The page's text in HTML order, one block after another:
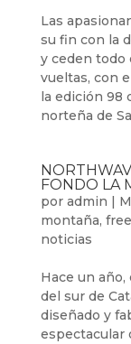
Las
su fin con la
y ceden todo
vueltas, con
la edición 98
norteña de
FONDO LA
por admin |
montaña,
noticias
Hace un
del sur de
diseñado y
espectacular